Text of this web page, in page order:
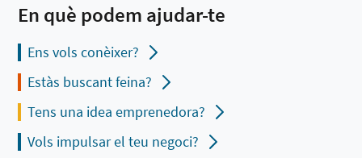
En què podem ajudar-te
Ens vols conèixer?
Estàs buscant feina?
Tens una idea emprenedora?
Vols impulsar el teu negoci?